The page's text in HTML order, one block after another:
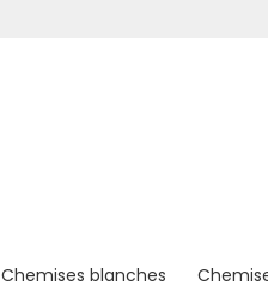
Chemises blanches